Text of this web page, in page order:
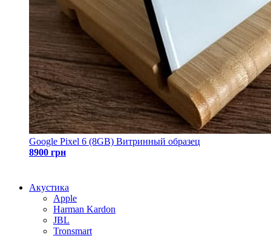
Google Pixel 6 (8GB) Витринный образец
8900 грн
Акустика
Apple
Harman Kardon
JBL
Tronsmart